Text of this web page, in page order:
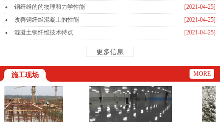
[2021-04-25]
钢纤维的的物理和力学性能
[2021-04-25]
改善钢纤维混凝土的性能
[2021-04-25]
混凝土钢纤维技术特点
更多信息
施工现场 MORE